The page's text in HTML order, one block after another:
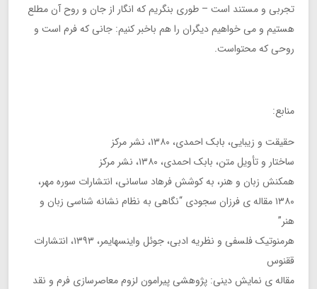
تجربی و مستند است – طوری بنگریم که انگار از جان و روح آن مطلع
هستیم و می خواهیم دیگران را هم باخبر کنیم: جانی که فرم است و
روحی که محتواست.
منابع:
حقیقت و زیبایی، بابک احمدی، ۱۳۸۰، نشر مرکز
ساختار و تأویل متن، بابک احمدی، ۱۳۸۰، نشر مرکز
همکنش زبان و هنر، به کوشش فرهاد ساسانی، انتشارات سوره مهر،
۱۳۸۰ مقاله ی فرزان سجودی “نگاهی به نظام نشانه شناسی زبان و
هنر”
هرمنوتیک فلسفی و نظریه ادبی، جوئل واینسهایمر، ۱۳۹۳، انتشارات
ققنوس
مقاله ی نمایش دینی: پژوهشی پیرامون لزوم معاصرسازی فرم و نقد